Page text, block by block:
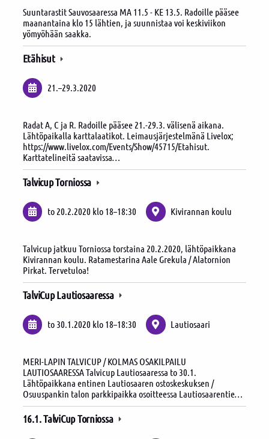
Suuntarastit Sauvosaaressa MA 11.5 - KE 13.5. Radoille pääsee
maanantaina klo 15 lähtien, ja suunnistaa voi keskiviikon
yömyöhään saakka.
Etähisut
21.–29.3.2020
Radat A, C ja R. Radoille pääsee 21.-29.3. välisenä aikana.
Lähtöpaikalla karttalaatikot. Leimausjärjestelmänä Livelox;
https://www.livelox.com/Events/Show/45715/Etahisut.
Karttatelineitä saatavissa…
Talvicup Torniossa
to 20.2.2020 klo 18–18:30 Kivirannan koulu
Talvicup jatkuu Torniossa torstaina 20.2.2020, lähtöpaikkana
Kivirannan koulu. Ratamestarina Aale Grekula / Alatornion
Pirkat. Tervetuloa!
TalviCup Lautiosaaressa
to 30.1.2020 klo 18–18:30 Lautiosaari
MERI-LAPIN TALVICUP / KOLMAS OSAKILPAILU
LAUTIOSAARESSA Talvicup Lautiosaaressa to 30.1.
Lähtöpaikkana entinen Lautiosaaren ostoskeskuksen /
Osuuspankin talon parkkipaikka osoitteessa Lautiosaarentie…
16.1. TalviCup Torniossa